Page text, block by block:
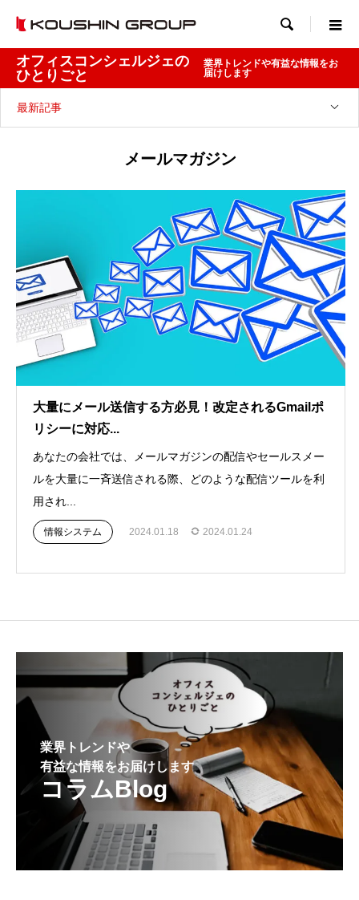

オフィスコンシェルジェの
ひとりごと
業界トレンドや有益な情報をお
届けします
最新記事
メールマガジン
大量にメール送信する方必見！改定されるGmailポ
リシーに対応...
あなたの会社では、メールマガジンの配信やセールスメー
ルを大量に一斉送信される際、どのような配信ツールを利
用され...
情報システム 2024.01.18 2024.01.24
業界トレンドや
有益な情報をお届けします
コラムBlog